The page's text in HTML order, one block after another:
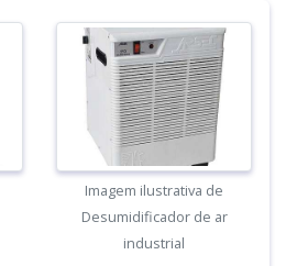
Imagem ilustrativa de
Desumidificador de ar
industrial